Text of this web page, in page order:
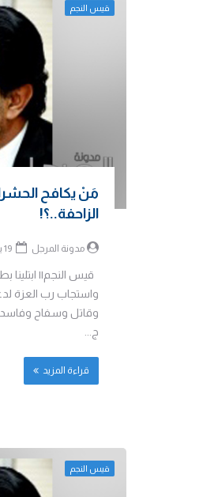
قيس النجم
مَنْ يكافح
الزاحفة..؟!
مدونة المرجل
قيس النجم|| ابتلينا
واستجاب رب العزة
وقاتل وسفاح
ج...
قراءة المزيد
قيس النجم